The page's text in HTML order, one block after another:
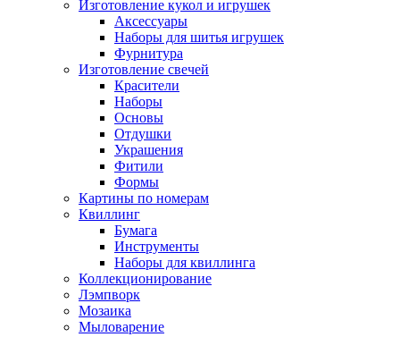
Изготовление кукол и игрушек
Аксессуары
Наборы для шитья игрушек
Фурнитура
Изготовление свечей
Красители
Наборы
Основы
Отдушки
Украшения
Фитили
Формы
Картины по номерам
Квиллинг
Бумага
Инструменты
Наборы для квиллинга
Коллекционирование
Лэмпворк
Мозаика
Мыловарение